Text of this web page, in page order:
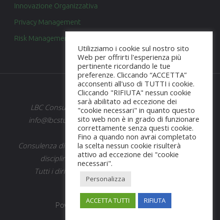
Innovazione Organizzativa
Privacy Management
Risk Management
LBC Consulting Studio - Vicopisano (PISA), e-mail:
info@lbcstudio.pro - Fax: +39.178.602.55.68 - P.IVA:
01776330506
Consulenza di Management – Prestazione Professionale
disciplinata dalla Legge n. 4 del 14/01/2013.
Tutti i diritti riservati © - LBC Consulting Studio
Powered byFluida & WordPress.
Utilizziamo i cookie sul nostro sito
Web per offrirti l'esperienza più
pertinente ricordando le tue
preferenze. Cliccando “ACCETTA”
acconsenti all'uso di TUTTI i cookie.
Cliccando "RIFIUTA" nessun cookie
sarà abilitato ad eccezione dei
"cookie necessari" in quanto questo
sito web non è in grado di funzionare
correttamente senza questi cookie.
Fino a quando non avrai completato
la scelta nessun cookie risulterà
attivo ad eccezione dei "cookie
necessari".
Personalizza
ACCETTA TUTTI RIFIUTA